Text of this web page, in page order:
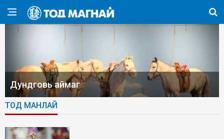
Дундговь аймаг
ТОД МАНЛАЙ